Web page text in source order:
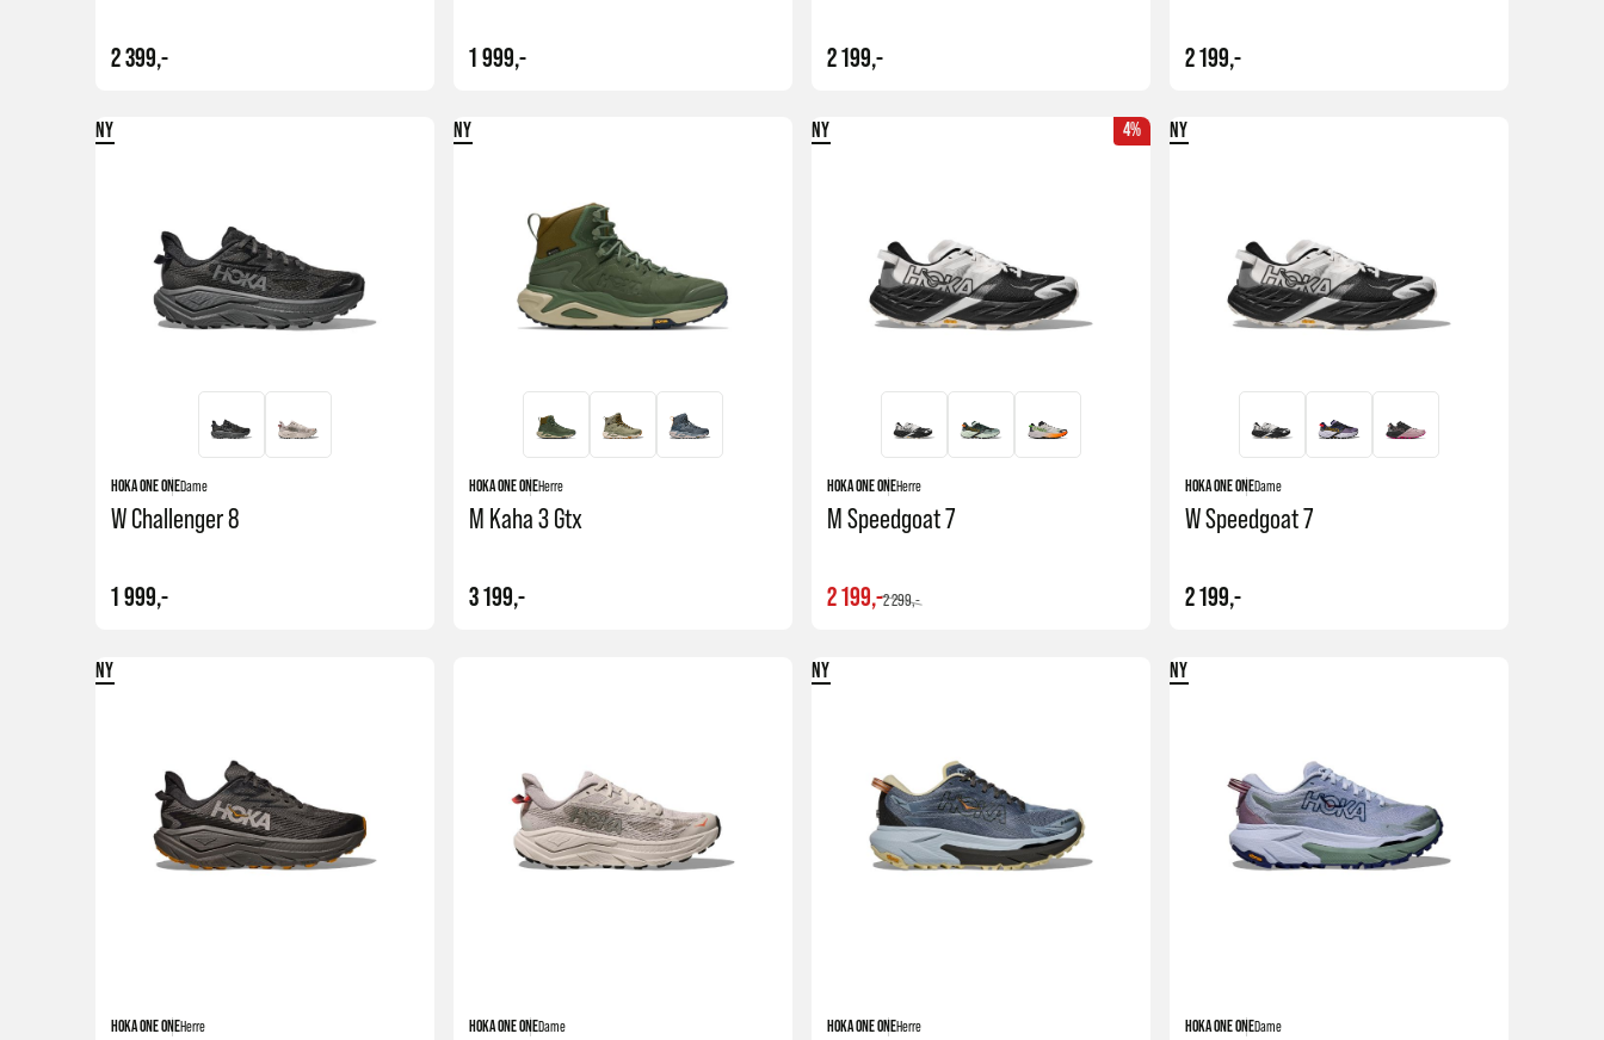
2 399,- 1 999,- 2 199,- 2 199,-
NY
HOKA ONE ONEDame
W Challenger 8
1 999,-
NY
HOKA ONE ONEHerre
M Kaha 3 Gtx
3 199,-
NY 4%
HOKA ONE ONEHerre
M Speedgoat 7
2 299,-
2 199,-
NY
HOKA ONE ONEDame
W Speedgoat 7
2 199,-
NY
HOKA ONE ONEHerre HOKA ONE ONEDame
NY
HOKA ONE ONEHerre
NY
HOKA ONE ONEDame